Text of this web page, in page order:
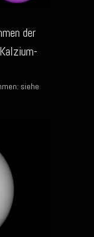
der
siehe